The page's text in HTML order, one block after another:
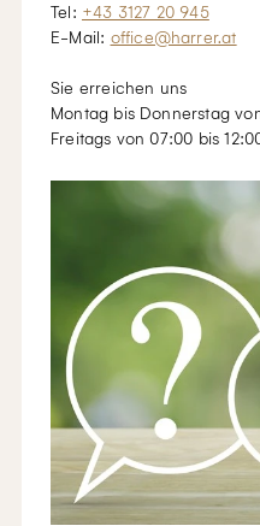
Tel: +43 3127 20 945
E-Mail: office@harrer.at
Sie erreichen uns
Montag bis Donnerstag
Freitags von 07:00 bis